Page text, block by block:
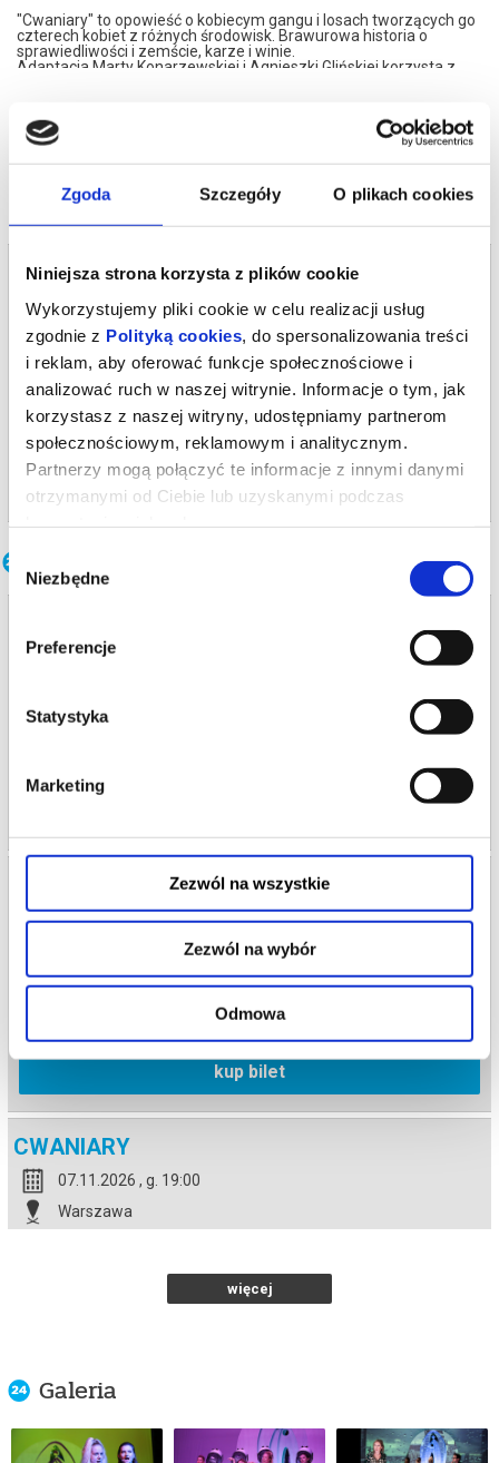
Zgoda Szczegóły O plikach cookies
Niniejsza strona korzysta z plików cookie
Wykorzystujemy pliki cookie w celu realizacji usług
zgodnie z Polityką cookies , do spersonalizowania treści
i reklam, aby oferować funkcje społecznościowe i
analizować ruch w naszej witrynie. Informacje o tym, jak
korzystasz z naszej witryny, udostępniamy partnerom
społecznościowym, reklamowym i analitycznym.
Partnerzy mogą połączyć te informacje z innymi danymi
otrzymanymi od Ciebie lub uzyskanymi podczas
Wybór
zgody
Niezbędne
Preferencje
Statystyka
Marketing
Zezwól na wszystkie
Zezwól na wybór
Odmowa
"Cwaniary" to opowieść o kobiecym gangu i losach tworzących go
czterech kobiet z różnych środowisk. Brawurowa historia o
sprawiedliwości i zemście, karze i winie.
Adaptacja Marty Konarzewskiej i Agnieszki Glińskiej korzysta z
opowiastkę o życiu i śmierci, dopełnioną balladami podwórkowymi
w aranżacjach Jana Młynarskiego.
Bezpieczne zakupy w Bilety24. W przypadku odwołania
wydarzenia, gwarantujemy automatyczny zwrot środków
Bilety na termin:
08.11.2026 , g. 16:00
Warszawa
Teatr Polonia w Warszawie
od 77,00 pln
kup bilet
Inne terminy
26.08.2026 , g. 19:00
Teatr Polonia w Warszawie
27.08.2026 , g. 19:00
Teatr Polonia w Warszawie
kup bilet
CWANIARY
07.11.2026 , g. 19:00
Warszawa
więcej
Galeria